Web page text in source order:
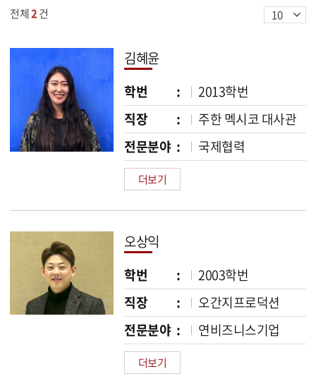
전체2건
김혜윤
학번 :
2013학번
직장 :
주한 멕시코 대사관
전문분야 :
국제협력
더보기
오상익
학번 :
2003학번
직장 :
오간지프로덕션
전문분야 :
연비즈니스기업
더보기